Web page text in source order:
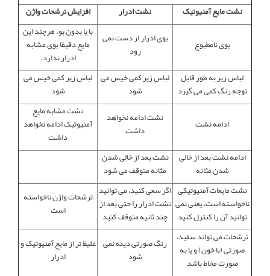
نشت مایع آمنیوتیک
نشت ادرار افزایش ترشحات واژن
بوی نامطبوع
بوی ادرار از دست نمی
رود
با یا بدون بو. هرچند این
مایع دقیقا بوی مشابه
ادرار ندارد.
لباس زیر به طور قابل
توجه رنگ کمی می گیرد
لباس زیر کمی خیس می
شود
لباس زیر کمی خیس می
شود
ادامه نشت
نشت ادامه نخواهد
داشت
نشت مشابه مایع
آمنیوتیک ادامه نخواهد
داشت
ادامه نشت بعد از خالی
شدن مثانه
نشت بعد از خالی شدن
مثانه متوقف می شود
نشت مایعات آمنیوتیکی
ناخواسته است، یعنی نمی
توانید آن را کنترل کنید
اگر سعی کنید، می توانید
نشت ادرار را حتی بعد از
چند ثانیه متوقف کنید
ترشحات واژن ناخواسته
است
ترشحات می تواند سفید،
صورتی (با خون) و یا به
صورت مخاط باشد
رنگ صورتی دیده نمی
شود
غلیظ تر از مایع آمنیوتیک و
ادرار